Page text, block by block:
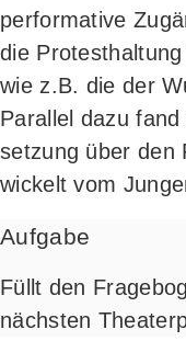
per­for­ma­ti­ve
die
wie z.B. die der
Par­al­lel dazu
set­zung über den
wi­ckelt vom
Aufgabe
Füllt den
nächs­ten